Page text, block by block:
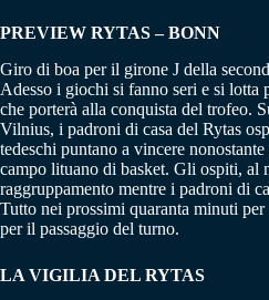
PREVIEW RYTAS – BONN
Giro di boa per il girone J della
Adesso i giochi si fanno seri e si lotta
che porterà alla conquista del trofeo.
Vilnius, i padroni di casa del Rytas
tedeschi puntano a vincere
campo lituano di basket. Gli ospiti, al
raggruppamento mentre i padroni di
Tutto nei prossimi quaranta minuti
per il passaggio del turno.
LA VIGILIA DEL RYTAS